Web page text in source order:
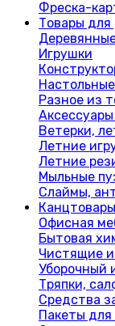
Фреска-
Товары для
Игрушки
Разное из
Ветерки,
Летние
Летние
Мыльные
Слаймы,
Офисная
Бытовая
Чистящие
Уборочный
Тряпки,
Средства
Пакеты для